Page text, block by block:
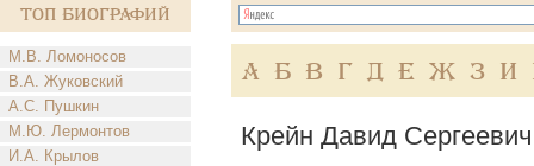
Топ Биографий
М.В. Ломоносов
В.А. Жуковский
А.С. Пушкин
М.Ю. Лермонтов
И.А. Крылов
А Б В Г Д Е Ж З И
Крейн Давид Сергеевич